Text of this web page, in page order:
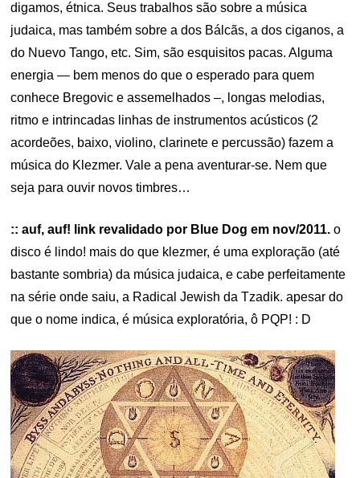
digamos, étnica. Seus trabalhos são sobre a música
judaica, mas também sobre a dos Bálcãs, a dos ciganos, a
do Nuevo Tango, etc. Sim, são esquisitos pacas. Alguma
energia — bem menos do que o esperado para quem
conhece Bregovic e assemelhados –, longas melodias,
ritmo e intrincadas linhas de instrumentos acústicos (2
acordeões, baixo, violino, clarinete e percussão) fazem a
música do Klezmer. Vale a pena aventurar-se. Nem que
seja para ouvir novos timbres…
:: auf, auf! link revalidado por Blue Dog em nov/2011. o
disco é lindo! mais do que klezmer, é uma exploração (até
bastante sombria) da música judaica, e cabe perfeitamente
na série onde saiu, a Radical Jewish da Tzadik. apesar do
que o nome indica, é música exploratória, ô PQP! : D